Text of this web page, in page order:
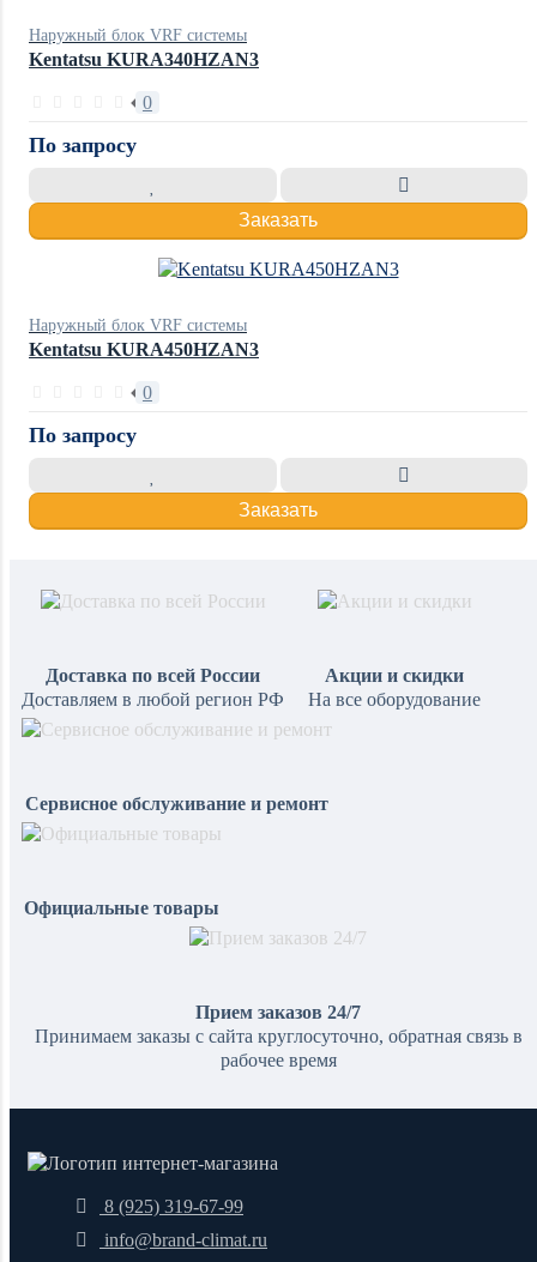
Наружный блок VRF системы
Kentatsu KURA340HZAN3
0
По запросу
Заказать
Наружный блок VRF системы
Kentatsu KURA450HZAN3
0
По запросу
Заказать
Доставка по всей России
Доставляем в любой регион РФ
Акции и скидки
На все оборудование
Сервисное обслуживание и ремонт
Официальные товары
Прием заказов 24/7
Принимаем заказы с сайта круглосуточно, обратная связь в
рабочее время
8 (925) 319-67-99
info@brand-climat.ru